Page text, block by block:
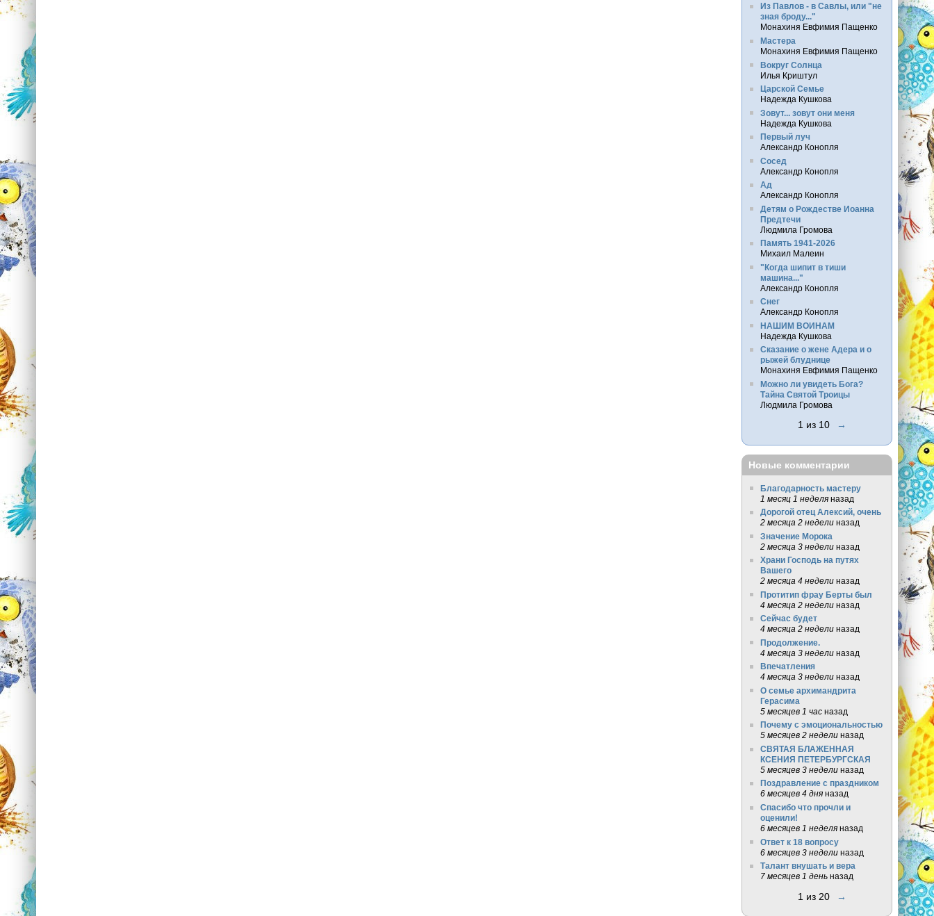
Из Павлов - в Савлы, или "не
зная броду..."
Монахиня Евфимия Пащенко
Мастера
Монахиня Евфимия Пащенко
Вокруг Солнца
Илья Криштул
Царской Семье
Надежда Кушкова
Зовут... зовут они меня
Надежда Кушкова
Первый луч
Александр Конопля
Сосед
Александр Конопля
Ад
Александр Конопля
Детям о Рождестве Иоанна
Предтечи
Людмила Громова
Память 1941-2026
Михаил Малеин
"Когда шипит в тиши
машина..."
Александр Конопля
Снег
Александр Конопля
НАШИМ ВОИНАМ
Надежда Кушкова
Сказание о жене Адера и о
рыжей блуднице
Монахиня Евфимия Пащенко
Можно ли увидеть Бога?
Тайна Святой Троицы
Людмила Громова
1 из 10 →
Новые комментарии
Благодарность мастеру
1 месяц 1 неделяназад
Дорогой отец Алексий, очень
2 месяца 2 неделиназад
Значение Морока
2 месяца 3 неделиназад
Храни Господь на путях
Вашего
2 месяца 4 неделиназад
Протитип фрау Берты был
4 месяца 2 неделиназад
Сейчас будет
4 месяца 2 неделиназад
Продолжение.
4 месяца 3 неделиназад
Впечатления
4 месяца 3 неделиназад
О семье архимандрита
Герасима
5 месяцев 1 часназад
Почему с эмоциональностью
5 месяцев 2 неделиназад
СВЯТАЯ БЛАЖЕННАЯ
КСЕНИЯ ПЕТЕРБУРГСКАЯ
5 месяцев 3 неделиназад
Поздравление с праздником
6 месяцев 4 дняназад
Спасибо что прочли и
оценили!
6 месяцев 1 неделяназад
Ответ к 18 вопросу
6 месяцев 3 неделиназад
Талант внушать и вера
7 месяцев 1 деньназад
1 из 20 →